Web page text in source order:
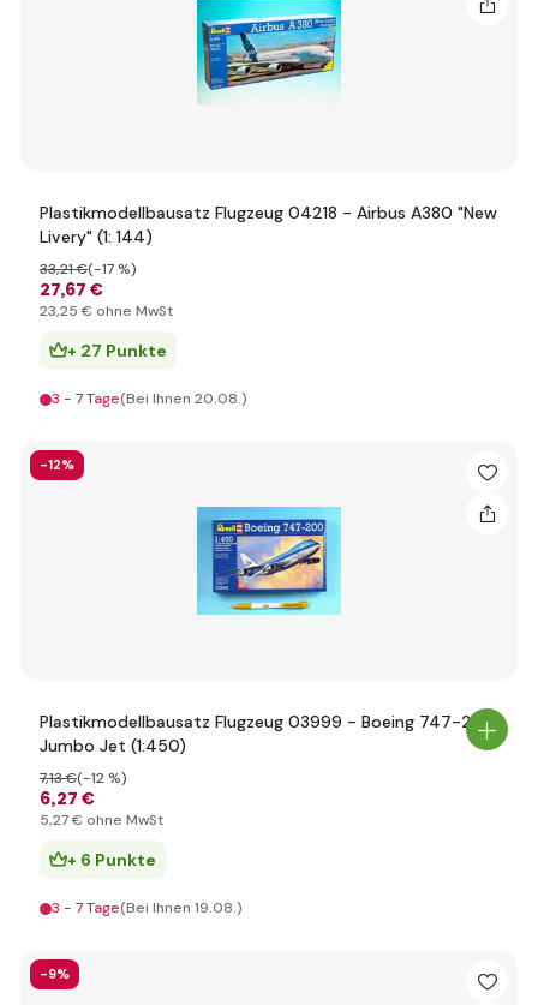
Plastikmodellbausatz Flugzeug 04218 - Airbus A380 "New
Livery" (1: 144)
27,67 €
33,21 €(-17 %)
23,25 € ohne MwSt
+ 27 Punkte
3 - 7 Tage(Bei Ihnen 20.08.)
-12%
Plastikmodellbausatz Flugzeug 03999 - Boeing 747-200
Jumbo Jet (1:450)
6,27 €
7,13 €(-12 %)
5,27 € ohne MwSt
+ 6 Punkte
3 - 7 Tage(Bei Ihnen 19.08.)
-9%